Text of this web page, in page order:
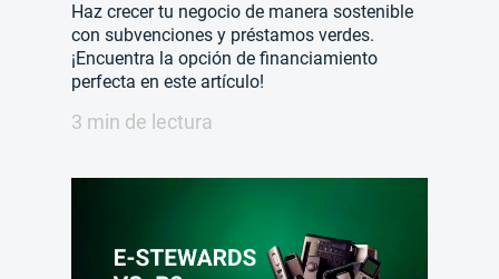
Haz crecer tu negocio de manera sostenible
con subvenciones y préstamos verdes.
¡Encuentra la opción de financiamiento
perfecta en este artículo!
3 min de lectura